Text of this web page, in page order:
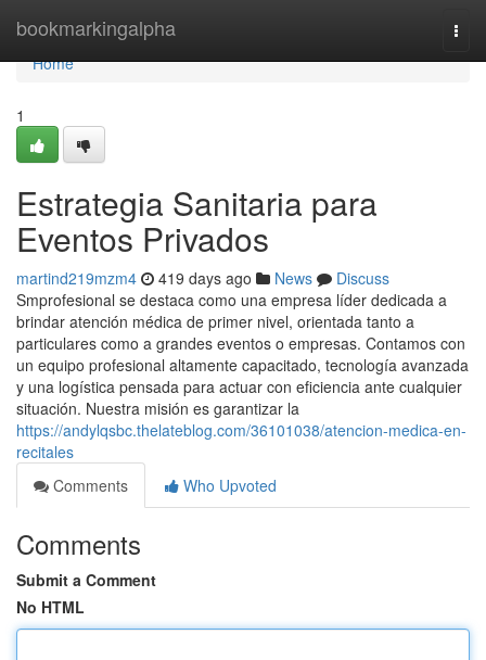
bookmarkingalpha
Home
Home
1
Estrategia Sanitaria para
Eventos Privados
martind219mzm4 419 days ago News
Discuss
Smprofesional se destaca como una empresa líder dedicada a
brindar atención médica de primer nivel, orientada tanto a
particulares como a grandes eventos o empresas. Contamos con
un equipo profesional altamente capacitado, tecnología avanzada
y una logística pensada para actuar con eficiencia ante cualquier
situación. Nuestra misión es garantizar la
https://andylqsbc.thelateblog.com/36101038/atencion-medica-en-
recitales
Comments
Who Upvoted
Comments
Submit a Comment
No HTML